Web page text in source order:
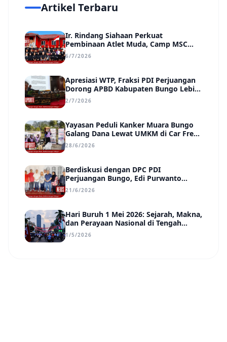
Artikel Terbaru
Ir. Rindang Siahaan Perkuat
Pembinaan Atlet Muda, Camp MSC
Siapkan Generasi Juara Hadapi
Kejuaraan Regional hingga Nasional
6/7/2026
Apresiasi WTP, Fraksi PDI Perjuangan
Dorong APBD Kabupaten Bungo Lebih
Efektif, Transparan, dan Berdampak
2/7/2026
Yayasan Peduli Kanker Muara Bungo
Galang Dana Lewat UMKM di Car Free
Day, Ir. Rindang Siahaan Beri Apresiasi
28/6/2026
Berdiskusi dengan DPC PDI
Perjuangan Bungo, Edi Purwanto
Uraikan Poin-Poin Urgensi yang Perlu
Disadari Pemimpin Daerah
21/6/2026
Hari Buruh 1 Mei 2026: Sejarah, Makna,
dan Perayaan Nasional di Tengah
Tantangan Era Digital
1/5/2026